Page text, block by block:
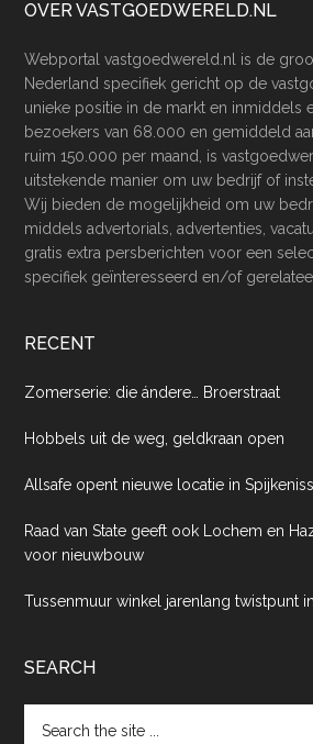
Footer
OVER VASTGOEDWERELD.NL
Webportal vastgoedwereld.nl is de
Nederland specifiek gericht op de
unieke positie in de markt en inmiddels
bezoekers van 68.000 en gemiddeld
ruim 150.000 per maand, is
uitstekende manier om uw bedrijf of
Wij bieden de mogelijkheid om uw
middels advertorials, advertenties,
gratis extra persberichten voor een
specifiek geïnteresseerd en/of
RECENT
Zomerserie: die ándere… Broerstraat
Hobbels uit de weg, geldkraan open
Allsafe opent nieuwe locatie in
Raad van State geeft ook Lochem en
voor nieuwbouw
Tussenmuur winkel jarenlang twistpunt
SEARCH
the